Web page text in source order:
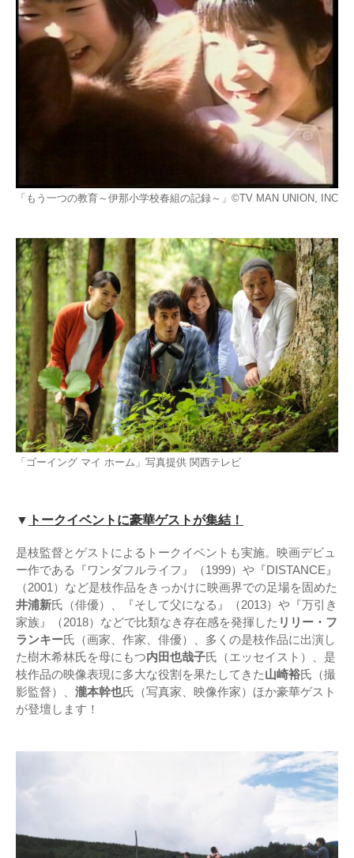
「もう一つの教育～伊那小学校春組の記録～」©TV MAN UNION, INC
「ゴーイング マイ ホーム」写真提供 関西テレビ
▼ トークイベントに豪華ゲストが集結！
是枝監督とゲストによるトークイベントも実施。映画デビュ
ー作である『ワンダフルライフ』（1999）や『DISTANCE』
（2001）など是枝作品をきっかけに映画界での足場を固めた
井浦新氏（俳優）、『そして父になる』（2013）や『万引き
家族』（2018）などで比類なき存在感を発揮した リリー・フ
ランキー氏（画家、作家、俳優）、多くの是枝作品に出演し
た樹木希林氏を母にもつ内田也哉子氏（エッセイスト）、是
枝作品の映像表現に多大な役割を果たしてきた山崎裕氏（撮
影監督）、 瀧本幹也氏（写真家、映像作家）ほか豪華ゲスト
が登壇します！